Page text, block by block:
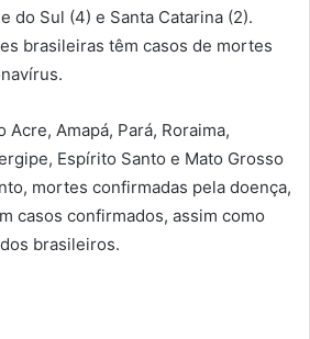
do Sul (4) e Santa Catarina (2).
brasileiras têm casos de mortes
Acre, Amapá, Pará, Roraima,
Espírito Santo e Mato Grosso
mortes confirmadas pela doença,
casos confirmados, assim como
brasileiros.